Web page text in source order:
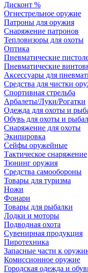
Дисконт %
Огнестрельное оружие
Патроны для оружия
Снаряжение патронов
Тепловизоры для охоты
Оптика
Пневматические
Пневматические
Аксессуары для
Средства для чистки
Спортивная стрельба
Арбалеты/Луки/Рогатки
Одежда для охоты и
Обувь для охоты и
Снаряжение для охоты
Экипировка
Сейфы оружейные
Тактическое снаряжение
Тюнинг оружия
Средства самообороны
Товары для туризма
Ножи
Фонари
Товары для рыбалки
Лодки и моторы
Подводная охота
Сувенирная продукция
Пиротехника
Запасные части к
Комиссионное оружие
Городская одежда и